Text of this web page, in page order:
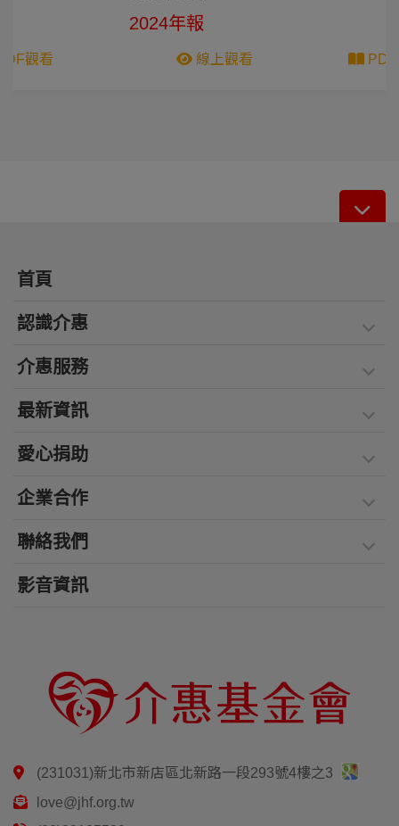
首頁
認識介惠
介惠服務
最新資訊
愛心捐助
企業合作
聯絡我們
影音資訊
(231031)新北市新店區北新路一段293號4樓之3
love@jhf.org.tw